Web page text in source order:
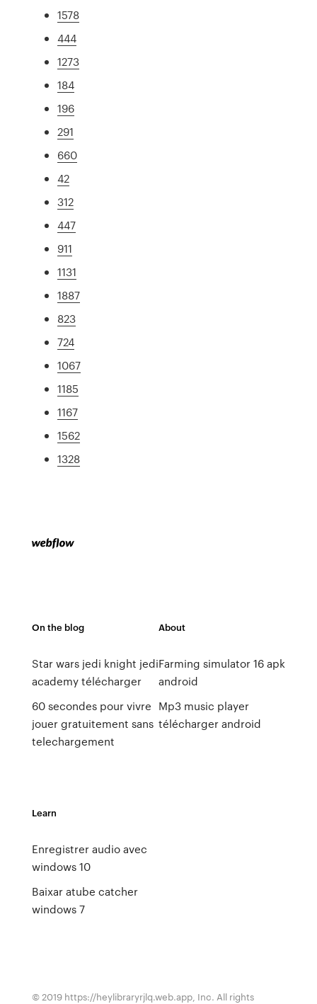
1578
444
1273
184
196
291
660
42
312
447
911
1131
1887
823
724
1067
1185
1167
1562
1328
On the blog
Star wars jedi knight jedi
academy télécharger
60 secondes pour vivre
jouer gratuitement sans
telechargement
About
Farming simulator 16 apk
android
Mp3 music player
télécharger android
Learn
Enregistrer audio avec
windows 10
Baixar atube catcher
windows 7
© 2019 https://heylibraryrjlq.web.app, Inc. All rights